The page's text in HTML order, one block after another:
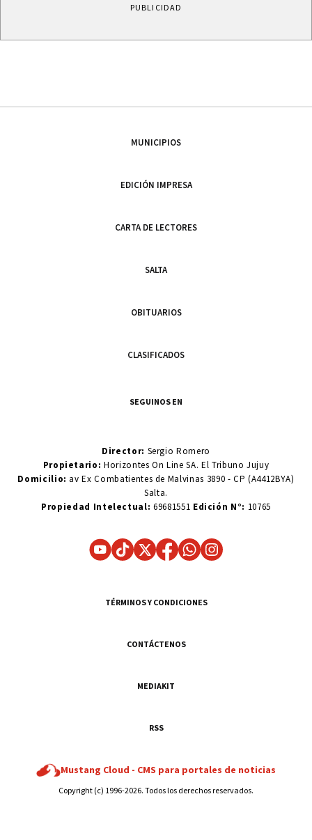
PUBLICIDAD
MUNICIPIOS
EDICIÓN IMPRESA
CARTA DE LECTORES
SALTA
OBITUARIOS
CLASIFICADOS
SEGUINOS EN
Director: Sergio Romero
Propietario:Horizontes On Line SA. El Tribuno Jujuy
Domicilio: av Ex Combatientes de Malvinas 3890 - CP (A4412BYA)
Salta.
Propiedad Intelectual: 69681551 Edición N°: 10765
TÉRMINOS Y CONDICIONES
CONTÁCTENOS
MEDIAKIT
RSS
Mustang Cloud - CMS para portales de noticias
Copyright (c) 1996-2026. Todos los derechos reservados.